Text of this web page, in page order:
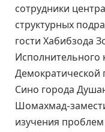
сотрудники
структурных
гости Хабибзода
Исполнительного
Демократической
Сино города
Шомахмад-
изучения